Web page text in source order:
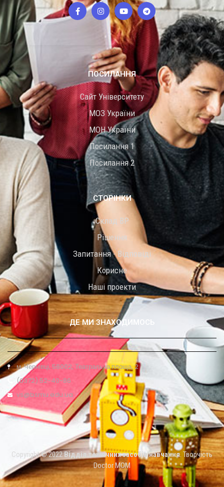
ПОСИЛАННЯ
Сайт Університету
МОЗ України
МОН України
Посилання 1
Посилання 2
СТОРІНКИ
Склад ВР
Рішення
Запитання - Відповіді
Корисне
Наші проекти
ДЕ МИ ЗНАХОДИМОСЬ
м. Чернівці, 58002, Театральна площа, 2
(0372) 52-40-86
vs@bsmu.edu.ua
Copyright © 2022Відділ технічних засобів навчання. Творчість
Doctor MOM